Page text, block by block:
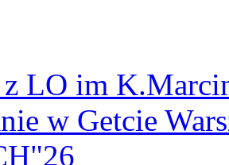
z LO im
w Getcie